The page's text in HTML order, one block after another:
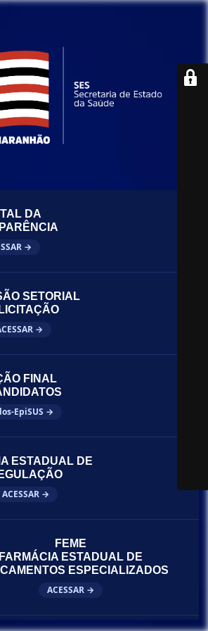
DA
→
SETORIAL
→
FINAL
EpiSUS →
ESTADUAL DE
ACESSAR →
FEME
FARMÁCIA ESTADUAL DE
ESPECIALIZADOS
ACESSAR →